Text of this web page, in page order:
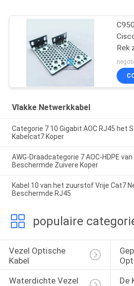
Rek
Vlakke Netwerkkabel
Categorie 7 10 Gigabit AOC RJ45 het
Kabelcat7 Koper
AWG-Draadcategorie 7 AOC-HDPE
Beschermde Zuivere Koper
Kabel 10 van het zuurstof Vrije Cat7
Beschermde RJ45
populaire
Vezel Optische
Kabel
Waterdichte Vezel
De